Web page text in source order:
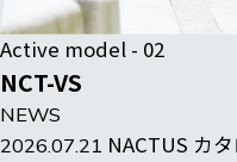
Active model - 02
NCT-VS
NEWS
2026.07.21 NACTUS カ